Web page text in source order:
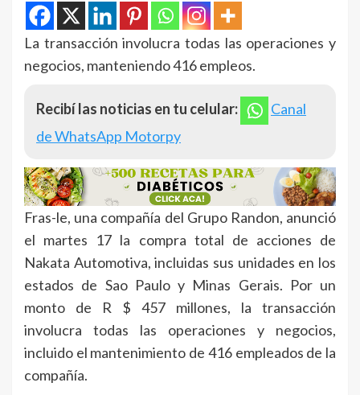
La transacción involucra todas las operaciones y
negocios, manteniendo 416 empleos.
Recibí las noticias en tu celular:
Canal
de WhatsApp Motorpy
Fras-le, una compañía del Grupo Randon, anunció
el martes 17 la compra total de acciones de
Nakata Automotiva, incluidas sus unidades en los
estados de Sao Paulo y Minas Gerais. Por un
monto de R $ 457 millones, la transacción
involucra todas las operaciones y negocios,
incluido el mantenimiento de 416 empleados de la
compañía.